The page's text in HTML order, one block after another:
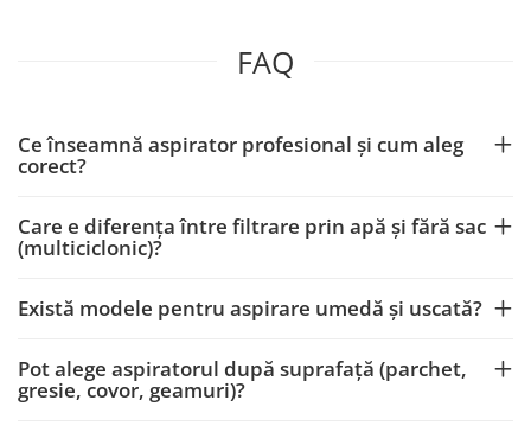
FAQ
Ce înseamnă aspirator profesional și cum aleg
corect?
Care e diferența între filtrare prin apă și fără sac
(multiciclonic)?
Există modele pentru aspirare umedă și uscată?
Pot alege aspiratorul după suprafață (parchet,
gresie, covor, geamuri)?